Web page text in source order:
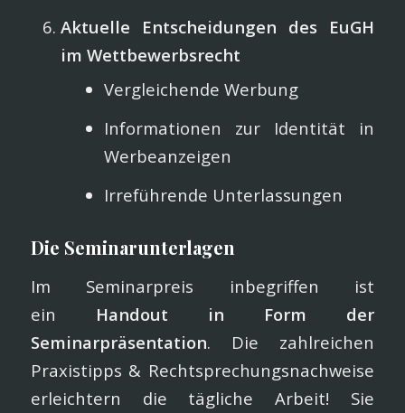
Aktuelle Entscheidungen des EuGH
im Wettbewerbsrecht
Vergleichende Werbung
Informationen zur Identität in
Werbeanzeigen
Irreführende Unterlassungen
Die Seminarunterlagen
Im Seminarpreis inbegriffen ist
ein Handout in Form der
Seminarpräsentation. Die zahlreichen
Praxistipps & Rechtsprechungsnachweise
erleichtern die tägliche Arbeit! Sie